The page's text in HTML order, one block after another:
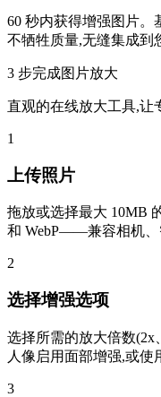
60 秒内获得增强图片。
不牺牲质量,无缝集成到
3 步完成图片放大
直观的在线放大工具,让
1
上传照片
拖放或选择最大 10MB
和 WebP——兼容相机、
2
选择增强选项
选择所需的放大倍数(2x
人像启用面部增强,或使
3